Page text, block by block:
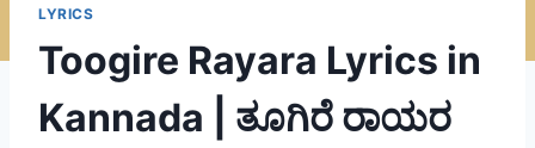
LYRICS
Toogire Rayara Lyrics in
Kannada | ತೂಗಿರೆ ರಾಯರ